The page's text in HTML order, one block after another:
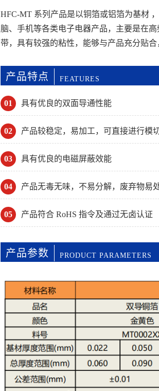
HFC-MT 系列产品是以铜箔或铝箔为基材
脑、手机等各类电子电器产品，主要是在
带，具有较强的粘性，能够与产品充分贴合
产品特点 FEATURES
01 具有优良的双面导通性能
02 产品较稳定，易加工，可直接进行模
03 具有优良的电磁屏蔽效能
04 产品无毒无味，不易分解，废弃物易
05 产品符合 RoHS 指令及通过无卤认证
产品参数 PRODUCT PARAMETERS